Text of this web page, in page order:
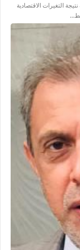
التغيرات الاقتصادية